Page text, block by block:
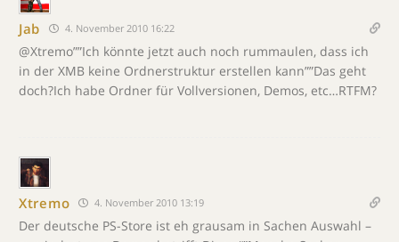
Jab 4. November 2010 16:22
@Xtremo””Ich könnte jetzt auch noch rummaulen, dass ich
in der XMB keine Ordnerstruktur erstellen kann””Das geht
doch?Ich habe Ordner für Vollversionen, Demos, etc…RTFM?
Xtremo 4. November 2010 13:19
Der deutsche PS-Store ist eh grausam in Sachen Auswahl –